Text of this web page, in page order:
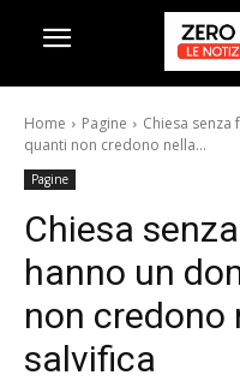
Home Pagine
Chiesa
quanti non credono nella...
Pagine
Chiesa
hanno un
non credono
salvifica